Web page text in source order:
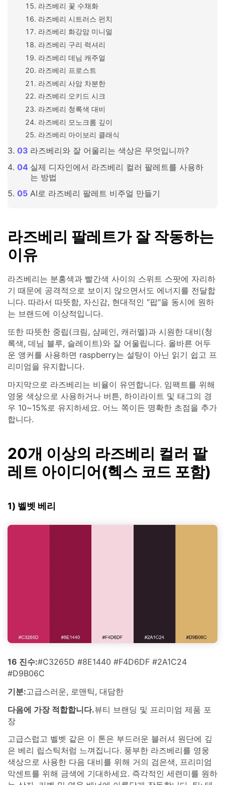
라즈베리 꽃 수채화
라즈베리 시트러스 펀치
라즈베리 화강암 미니멀
라즈베리 구리 럭셔리
라즈베리 데님 캐주얼
라즈베리 프로스트
라즈베리 사암 차분한
라즈베리 오키드 시크
라즈베리 청록색 대비
라즈베리 모노크롬 깊이
라즈베리 아이보리 클래식
라즈베리와 잘 어울리는 색상은 무엇입니까?
실제 디자인에서 라즈베리 컬러 팔레트를 사용하
는 방법
AI로 라즈베리 팔레트 비주얼 만들기
라즈베리 팔레트가 잘 작동하는
이유
라즈베리는 분홍색과 빨간색 사이의 스위트 스팟에 자리하
기 때문에 공격적으로 보이지 않으면서도 에너지를 전달합
니다. 따라서 따뜻함, 자신감, 현대적인 "팝"을 동시에 원하
는 브랜드에 이상적입니다.
또한 따뜻한 중립(크림, 샴페인, 캐러멜)과 시원한 대비(청
록색, 데님 블루, 슬레이트)와 잘 어울립니다. 올바른 어두
운 앵커를 사용하면 raspberry는 설탕이 아닌 읽기 쉽고 프
리미엄을 유지합니다.
마지막으로 라즈베리는 비율이 유연합니다. 임팩트를 위해
영웅 색상으로 사용하거나 버튼, 하이라이트 및 태그의 경
우 10~15%로 유지하세요. 어느 쪽이든 명확한 초점을 추가
합니다.
20개 이상의 라즈베리 컬러 팔
레트 아이디어(헥스 코드 포함)
1) 벨벳 베리
16 진수:#C3265D #8E1440 #F4D6DF #2A1C24
#D9B06C
기분:고급스러운, 로맨틱, 대담한
다음에 가장 적합합니다.뷰티 브랜딩 및 프리미엄 제품 포
장
고급스럽고 벨벳 같은 이 톤은 부드러운 블러셔 원단에 깊
은 베리 립스틱처럼 느껴집니다. 풍부한 라즈베리를 영웅
색상으로 사용한 다음 대비를 위해 거의 검은색, 프리미엄
악센트를 위해 금색에 기대하세요. 즉각적인 세련미를 원하